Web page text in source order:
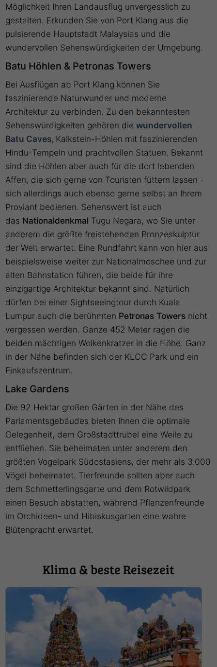
Möglichkeit Ihren Landausflug unvergesslich zu
gestalten. Erkunden Sie von Port Klang aus die
pulsierende Hauptstadt Malaysias und die
wundervollen Sehenswürdigkeiten der Umgebung.
Batu Höhlen & Petronas Towers
Bei Ausflügen ab Port Klang können Sie
faszinierende Naturwunder und moderne
Architektur zu verbinden. Zu den bekanntesten
Sehenswürdigkeiten gehören diewundervollen
Batu Caves, Kalkstein-Höhlen mit faszinierenden
Hindu-Tempeln und prachtvollen Statuen. Bekannt
sind die Höhlen aber auch für die dort lebenden
Affen, die sich gerne von Touristen füttern lassen -
sich allerdings auch ebenso gerne selbst an Ihrem
Proviant bedienen. Sehenswert ist auch
das Nationaldenkmal Tugu Negara, wo Sie unter
anderem die größte freistehenden Bronzeskulptur
der Welt erwartet. Eine Rundfahrt kann von hier aus
beispielsweise weiter zur Nationalmoschee und zur
alten Bahnstation führen, die beide für ihre
einzigartige Architektur bekannt sind. Natürlich
dürfen bei einer Sightseeingtour durch Kuala
Lumpur auch die berühmten Petronas Towers nicht
vergessen werden. Ganze 452 Meter ragen die
beiden mächtigen Wolkenkratzer in die Höhe. Ganz
in der Nähe befinden sich der KLCC Park und ein
Einkaufszentrum.
Lake Gardens
Die 92 Hektar großen Gärten in der Nähe des
Parlamentsgebäudes bieten Ihnen die optimale
Gelegenheit, dem Großstadttrubel eine Weile zu
entfliehen. Sie beheimaten unter anderem den
größten Vogelpark Südostasiens, der mehr als 3.000
Vögel beheimatet. Tierfreunde sollten aber auch
dem Schmetterlingsgarte und dem Rotwildpark
einen Besuch abstatten, während Pflanzenfreunde
im Orchideen- und Hibiskusgarten eine wahre
Blütenpracht erwartet.
Klima & beste Reisezeit